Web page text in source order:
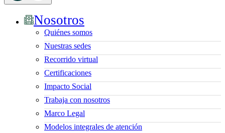
Nosotros
Quiénes somos
Nuestras sedes
Recorrido virtual
Certificaciones
Impacto Social
Trabaja con nosotros
Marco Legal
Modelos integrales de atención